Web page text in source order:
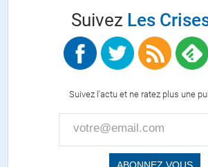
Suivez Les
Suivez l'actu et ne ratez plus une